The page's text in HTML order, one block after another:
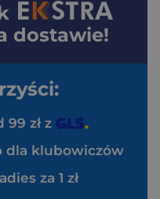
dostawie!
zł z
dla klubowiczów
za 1 zł